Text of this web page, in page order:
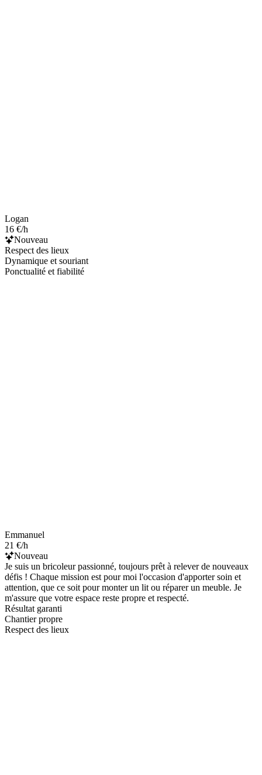
Logan
16 €/h
Nouveau
Respect des lieux
Dynamique et souriant
Ponctualité et fiabilité
Emmanuel
21 €/h
Nouveau
Je suis un bricoleur passionné, toujours prêt à relever de nouveaux
défis ! Chaque mission est pour moi l'occasion d'apporter soin et
attention, que ce soit pour monter un lit ou réparer un meuble. Je
m'assure que votre espace reste propre et respecté.
Résultat garanti
Chantier propre
Respect des lieux